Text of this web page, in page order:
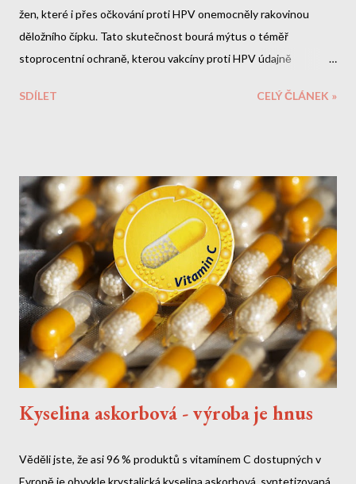
žen, které i přes očkování proti HPV onemocněly rakovinou
děložního čípku. Tato skutečnost bourá mýtus o téměř
stoprocentní ochraně, kterou vakcíny proti HPV údajně
objeveny toxické látky, které výrobci zatajili. Toxický koktejl ve
látku známou také jako toluen. Tato chemikálie: Je klasifikována
jako nervové činidlo Byla používána v biologické válce Může
způsobit nevratné poškození nervového systému Není uvedena
v příbalovém letáku Jak se toxin...
SDÍLET CELÝ ČLÁNEK »
Kyselina askorbová - výroba je hnus
Věděli jste, že asi 96 % produktů s vitamínem C dostupných v
Evropě je obvykle krystalická kyselina askorbová, syntetizovaná